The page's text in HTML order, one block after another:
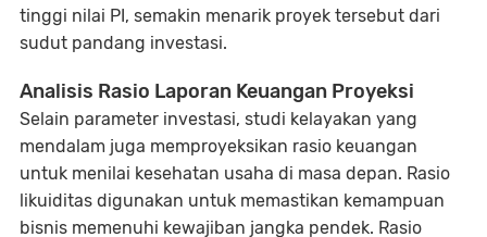
tinggi nilai PI, semakin menarik proyek tersebut dari
sudut pandang investasi.
Analisis Rasio Laporan Keuangan Proyeksi
Selain parameter investasi, studi kelayakan yang
mendalam juga memproyeksikan rasio keuangan
untuk menilai kesehatan usaha di masa depan. Rasio
likuiditas digunakan untuk memastikan kemampuan
bisnis memenuhi kewajiban jangka pendek. Rasio